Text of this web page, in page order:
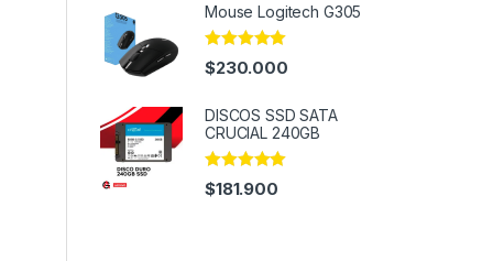
Mouse Logitech G305
Rated5.00
out of 5
$230.000
DISCOS SSD SATA
CRUCIAL 240GB
Rated 4.82
out of 5
$181.900